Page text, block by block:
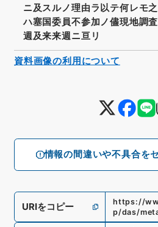
情報の間違いや不具合を
ニ及スルノ理由ラ以テ何レモ
ハ塞国委員不参加ノ儘現地調
週及来来週ニ亘リ
URIをコピー
https://
p/das/
資料画像の利用について